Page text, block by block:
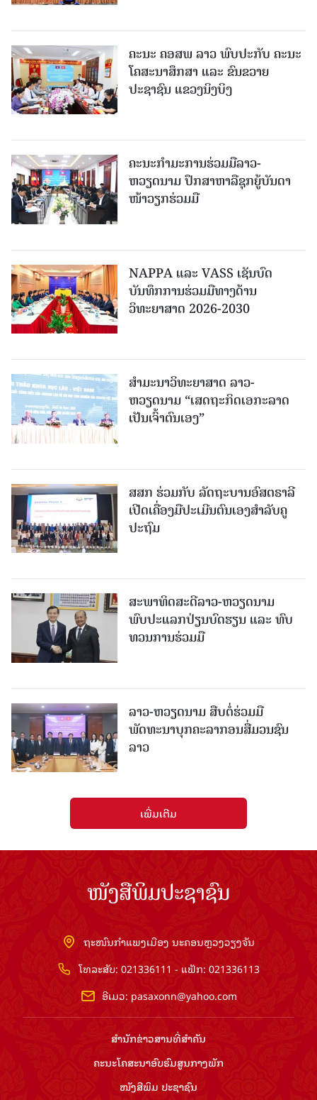
ຄະນະ ຄອສພ ລາວ ພົບປະກັບ ຄະນະ
ໂຄສະນາສຶກສາ ແລະ ຂົນຂວາຍ
ປະຊາຊົນ ແຂວງນິງບິງ
ຄະນະກໍາມະການຮ່ວມມືລາວ-
ຫວຽດນາມ ປຶກສາຫາລືຊຸກຍູ້ບັນດາ
ໜ້າວຽກຮ່ວມມື
NAPPA ແລະ VASS ເຊັນບົດ
ບັນທຶກການຮ່ວມມືທາງດ້ານ
ວິທະຍາສາດ 2026-2030
ສຳມະນາວິທະຍາສາດ ລາວ-
ຫວຽດນາມ “ເສດຖະກິດເອກະລາດ
ເປັນເຈົ້າຕົນເອງ”
ສສກ ຮ່ວມກັບ ລັດຖະບານອົສຕຣາລີ
ເປີດເຄື່ອງມືປະເມີນຕົນເອງສຳລັບຄູ
ປະຖົມ
ສະພາທິດສະດີລາວ-ຫວຽດນາມ
ພົບປະແລກປ່ຽນບົດຮຽນ ແລະ ທົບ
ທວນການຮ່ວມມື
ລາວ-ຫວຽດ​ນາມ ສືບ​ຕໍ່​ຮ່ວມ​ມື
ພັດທະນາບຸກຄະລາກອນສື່ມວນຊົນ
ລາວ
ເພີ່ມເຕີມ
ໜັງສືພິມປະຊາຊົນ
ຖະໜົນກຳແພງເມືອງ ນະຄອນຫຼວງວຽງຈັນ
ໂທລະສັບ: 021336111 - ແຟັກ: 021336113
ອີເມວ: pasaxonn@yahoo.com
ສຳ​ນັກ​ຂ່າວ​ສານ​ທີ່​ສຳ​ຄັນ​
ຄະນະໂຄສະນາອົບຮົມ​ສູນ​ກາງ​ພັກ
ໜັງສືພິມ ປະ​ຊາ​ຊົນ